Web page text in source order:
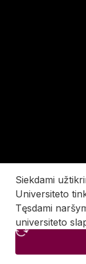
Siekdami
Universiteto
Tęsdami
universiteto